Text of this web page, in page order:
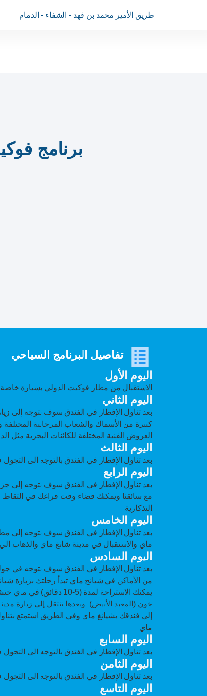
طريق الأمير محمد بن فهد - الشفاء - الدمام
برنامج فوكيت
تفاصيل البرنامج السياحي
اليوم الأول
الاستقبال من مطار فوكيت الدولي بسيارة خاصة
اليوم الثاني
بعد تناول الإفطار في الفندق سوف نتوجه إلى
كبيرة من الأسماك والشعاب المرجانية المختلفة
العروض الفنية المختلفة للكائنات البحرية مثل
اليوم الثالث
بعد تناول الإفطار في الفندق بالتوجه الى
اليوم الرابع
مع سائقنا ويمكنك قضاء وقت فراغك في التقاط
التذكارية
اليوم الخامس
بعد تناول الإفطار في الفندق سوف نتوجه إلى
ماي والاستقبال في مدينة شانغ ماي والذهاب
اليوم السادس
بعد تناول الإفطار في الفندق سوف نتوجه في
يمكنك الاستراحة لمدة (5-10
خون (المعبد الأبيض). وبعدها تنتقل إلى زيارة
إلى فندقك بشيانغ ماي وفي الطريق استمتع
ماي
اليوم السابع
بعد تناول الإفطار في الفندق بالتوجه الى
اليوم الثامن
بعد تناول الإفطار في الفندق بالتوجه الى
اليوم التاسع